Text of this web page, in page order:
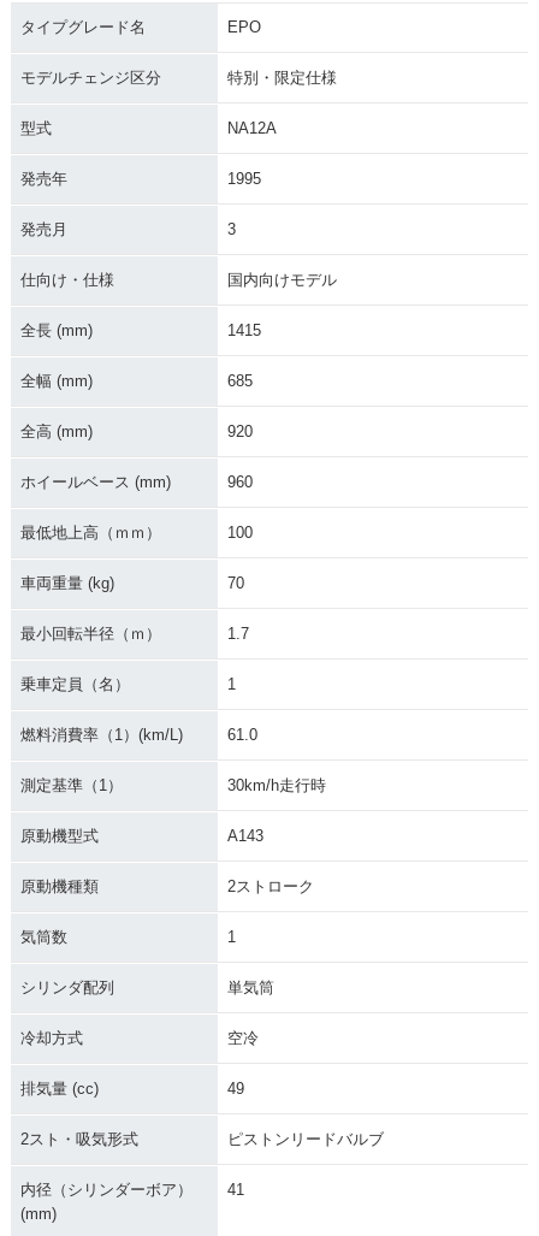
タイプグレード名 EPO
モデルチェンジ区分 特別・限定仕様
型式 NA12A
発売年 1995
発売月 3
仕向け・仕様 国内向けモデル
全長 (mm) 1415
全幅 (mm) 685
全高 (mm) 920
ホイールベース (mm) 960
最低地上高（ｍｍ） 100
車両重量 (kg) 70
最小回転半径（ｍ） 1.7
乗車定員（名） 1
燃料消費率（1）(km/L) 61.0
測定基準（1） 30km/h走行時
原動機型式 A143
原動機種類 2ストローク
気筒数 1
シリンダ配列 単気筒
冷却方式 空冷
排気量 (cc) 49
2スト・吸気形式 ピストンリードバルブ
内径（シリンダーボア）
(mm)
41